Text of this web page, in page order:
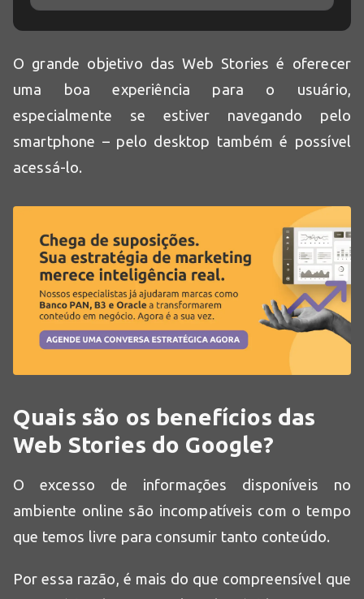
O grande objetivo das Web Stories é oferecer
uma boa experiência para o usuário,
especialmente se estiver navegando pelo
smartphone – pelo desktop também é possível
acessá-lo.
Quais são os benefícios das
Web Stories do Google?
O excesso de informações disponíveis no
ambiente online são incompatíveis com o tempo
que temos livre para consumir tanto conteúdo.
Por essa razão, é mais do que compreensível que